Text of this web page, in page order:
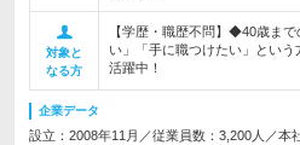
対象と
なる方
【学歴・職歴不問】◆40歳ま
い」「手に職つけたい」とい
活躍中！
企業データ
設立：2008年11月／従業員数：3,200人／本